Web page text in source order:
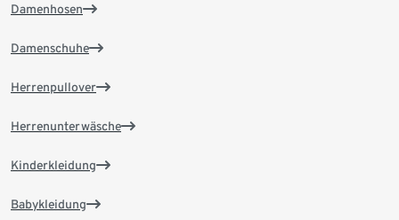
Damenhosen
Damenschuhe
Herrenpullover
Herrenunterwäsche
Kinderkleidung
Babykleidung